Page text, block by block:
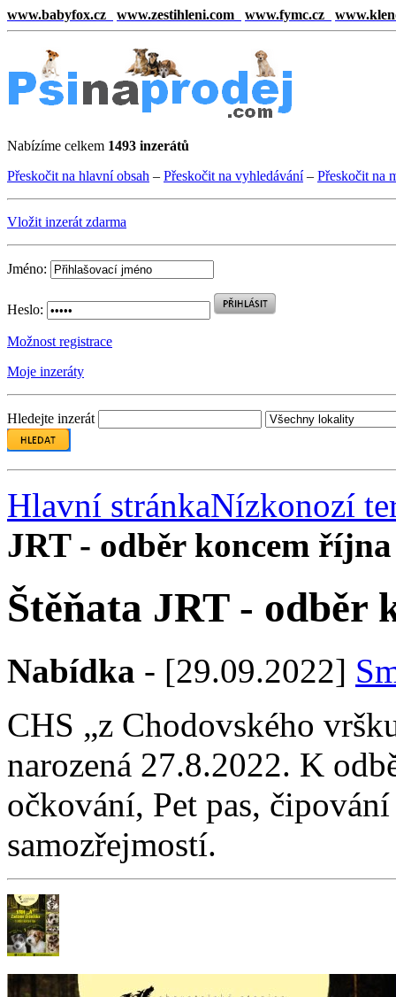
www.babyfox.cz www.zestihleni.com www.fymc.cz
Nabízíme celkem 1493 inzerátů
Přeskočit na hlavní obsah – Přeskočit na vyhledávání– Přeskočit na
Vložit inzerát zdarma
Jméno:
Heslo:
Možnost registrace
Moje inzeráty
Hledejte inzerát
Hlavní stránkaNízkonozí
JRT - odběr koncem
Štěňata JRT - odběr
Nabídka - [29.09.2022]
CHS „z Chodovského
narozená 27.8.2022. K
očkování, Pet pas,
samozřejmostí.